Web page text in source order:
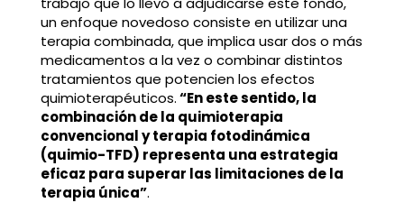
un enfoque novedoso consiste en utilizar una
terapia combinada, que implica usar dos o más
medicamentos a la vez o combinar distintos
tratamientos que potencien los efectos
quimioterapéuticos.“En este sentido, la
combinación de la quimioterapia
convencional y terapia fotodinámica
(quimio-TFD) representa una estrategia
eficaz para superar las limitaciones de la
terapia única”.